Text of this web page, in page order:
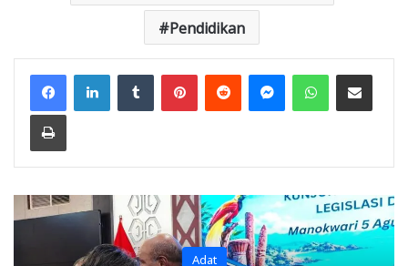
Pendidikan
FacebookLinkedInTumblr PinterestReddit MessengerWhatsAppShare via Email
Print
Adat